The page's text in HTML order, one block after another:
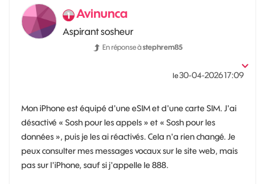
Avinunca
Aspirant sosheur
En réponse àstephrem85
le‎30-04-202617:09
Mon iPhone est équipé d'une eSIM et d'une carte SIM. J'ai
désactivé « Sosh pour les appels » et « Sosh pour les
données », puis je les ai réactivés. Cela n'a rien changé. Je
peux consulter mes messages vocaux sur le site web, mais
pas sur l'iPhone, sauf si j'appelle le 888.